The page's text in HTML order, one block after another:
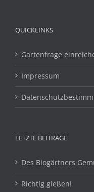
QUICKLINKS
Gartenfrage
Impressum
LETZTE BEITRÄGE
Des Biogärtners
Richtig gießen!